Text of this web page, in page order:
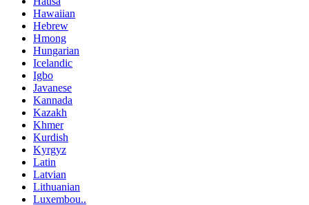
Hawaiian
Hebrew
Hmong
Hungarian
Icelandic
Igbo
Javanese
Kannada
Kazakh
Khmer
Kurdish
Kyrgyz
Latin
Latvian
Lithuanian
Luxembou..